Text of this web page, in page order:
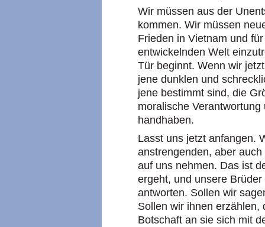
Wir müssen aus der
kommen. Wir müssen
Frieden in Vietnam und
entwickelnden Welt
Tür beginnt. Wenn wir
jene dunklen und
jene bestimmt sind, die
moralische
handhaben.
Lasst uns jetzt anfangen.
anstrengenden, aber
auf uns nehmen. Das ist
ergeht, und unsere
antworten. Sollen wir
Sollen wir ihnen erzählen,
Botschaft an sie sich mit